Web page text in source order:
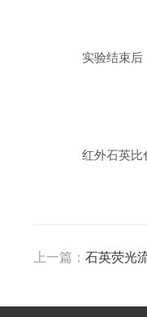
实验结束后，
红外石英比色
上一篇： 石英荧光